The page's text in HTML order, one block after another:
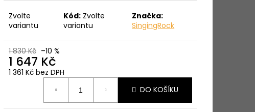
Zvolte
variantu
Kód: Zvolte
variantu
Značka:
SingingRock
1 830 Kč –10 %
1 647 Kč
1 361 Kč bez DPH
DO KOŠÍKU